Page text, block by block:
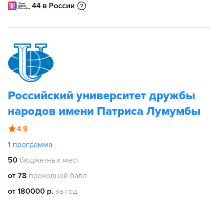
44 в России
Российский университет дружбы
народов имени Патриса Лумумбы
4.9
1 программа
50 бюджетных мест
от 78 проходной балл
от 180000 р. за год